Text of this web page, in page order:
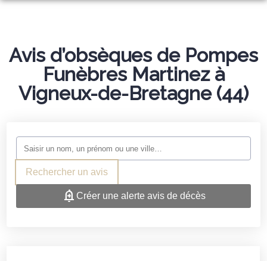
ORGANISER DES OBSÈQUES
PRÉVOIR SES OBSÈQUES
MONUMENTS FUNÉRAIRES
SERVICES AUX FAMILLES
NOS AGENCES
NORT-SUR-ERDRE
SAFFRÉ
LES TOUCHES
CHAMBRES FUNERAIRES
NORT-SUR-ERDRE
TREILLIÈRES
LES TOUCHES
CÉRÉMONIE CIVILE
NOS PRODUITS
ESPACES HOMMAGES
Avis d’obsèques de Pompes
Funèbres Martinez à
Vigneux-de-Bretagne (44)
Rechercher un avis
Créer une alerte avis de décès